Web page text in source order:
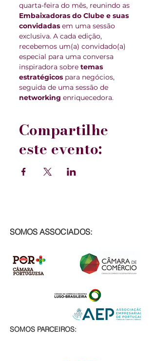
quarta-feira do mês, reunindo as
Embaixadoras do Clube e suas
convidadas em uma sessão
exclusiva. A cada edição,
recebemos um(a) convidado(a)
especial para uma conversa
inspiradora sobre temas
estratégicos para negócios,
seguida de uma sessão de
networking enriquecedora.
Compartilhe
este evento:
SOMOS ASSOCIADOS:
SOMOS PARCEIROS: